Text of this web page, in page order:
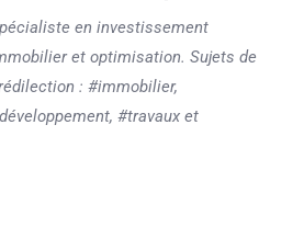
en investissement
et optimisation. Sujets de
: #immobilier,
#travaux et